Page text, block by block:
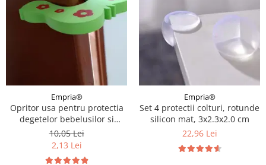
Empria®
Opritor usa pentru protectia
degetelor bebelusilor si
copiilor, previne inchiderea
usilor, Empria, Diverse
modele
10,05 Lei
2,13 Lei
Empria®
Set 4 protectii colturi, rotunde
silicon mat, 3x2.3x2.0 cm
22,96 Lei